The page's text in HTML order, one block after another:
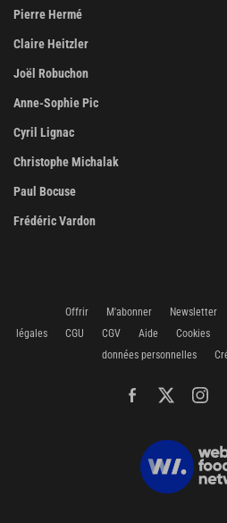
Pierre Hermé
Claire Heitzler
Joël Robuchon
Anne-Sophie Pic
Cyril Lignac
Christophe Michalak
Paul Bocuse
Frédéric Vardon
Offrir M'abonner Newsletter
légales
CGU CGV Aide Cookies
données personnelles